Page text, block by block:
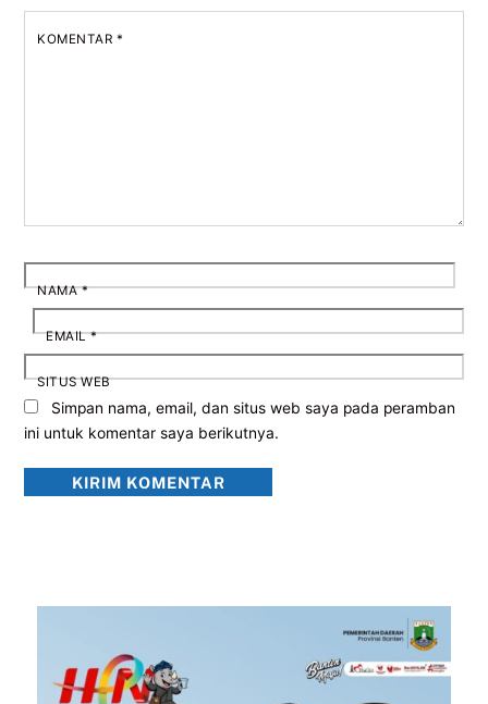
KOMENTAR *
NAMA*
EMAIL*
SITUS WEB
Simpan nama, email, dan situs web saya pada peramban
ini untuk komentar saya berikutnya.